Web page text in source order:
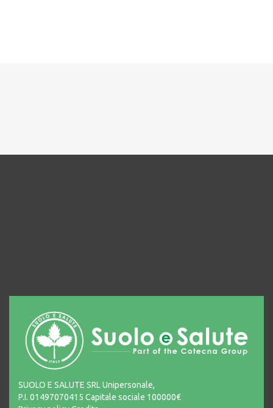
SUOLO E SALUTE SRL Unipersonale,
P.I. 01497070415 Capitale sociale 100000€